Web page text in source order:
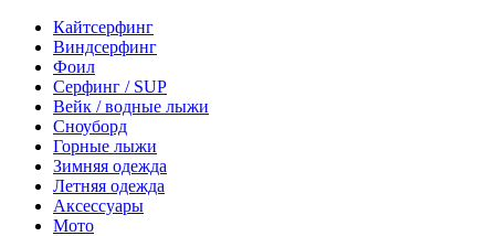
Кайтсерфинг
Виндсерфинг
Фоил
Серфинг / SUP
Вейк / водные лыжи
Сноуборд
Горные лыжи
Зимняя одежда
Летняя одежда
Аксессуары
Мото